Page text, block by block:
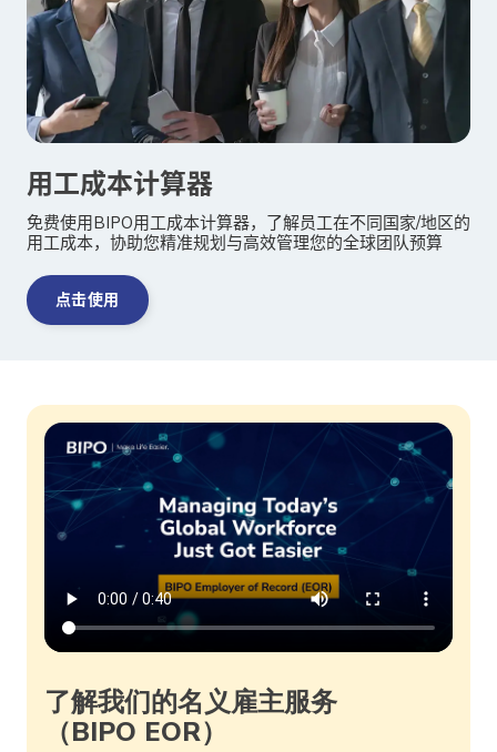
用工成本计算器
免费使用BIPO用工成本计算器，了解员工在不同国家/地区的
用工成本，协助您精准规划与高效管理您的全球团队预算
点击使用
了解我们的名义雇主服务
（BIPO EOR）